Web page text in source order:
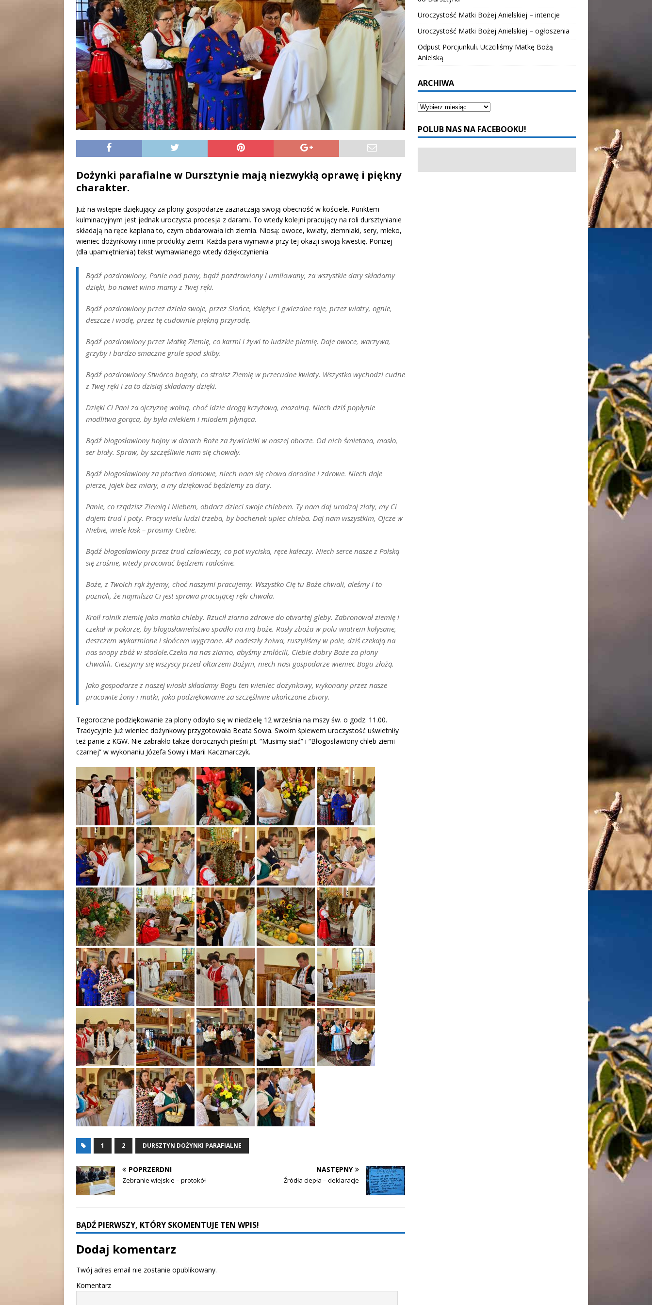
Dożynki parafialne w Dursztynie mają niezwykłą oprawę i piękny
charakter.
Już na wstępie dziękujący za plony gospodarze zaznaczają swoją obecność w kościele. Punktem
kulminacyjnym jest jednak uroczysta procesja z darami. To wtedy kolejni pracujący na roli dursztynianie
składają na ręce kapłana to, czym obdarowała ich ziemia. Niosą: owoce, kwiaty, ziemniaki, sery, mleko,
wieniec dożynkowy i inne produkty ziemi. Każda para wymawia przy tej okazji swoją kwestię. Poniżej
(dla upamiętnienia) tekst wymawianego wtedy dziękczynienia:
Bądź pozdrowiony, Panie nad pany, bądź pozdrowiony i umiłowany, za wszystkie dary składamy
dzięki, bo nawet wino mamy z Twej ręki.
Bądź pozdrowiony przez dzieła swoje, przez Słońce, Księżyc i gwiezdne roje, przez wiatry, ognie,
deszcze i wodę, przez tę cudownie piękną przyrodę.
Bądź pozdrowiony przez Matkę Ziemię, co karmi i żywi to ludzkie plemię. Daje owoce, warzywa,
grzyby i bardzo smaczne grule spod skiby.
Bądź pozdrowiony Stwórco bogaty, co stroisz Ziemię w przecudne kwiaty. Wszystko wychodzi cudne
z Twej ręki i za to dzisiaj składamy dzięki.
Dzięki Ci Pani za ojczyznę wolną, choć idzie drogą krzyżową, mozolną. Niech dziś popłynie
modlitwa gorąca, by była mlekiem i miodem płynąca.
Bądź błogosławiony hojny w darach Boże za żywicielki w naszej oborze. Od nich śmietana, masło,
ser biały. Spraw, by szczęśliwie nam się chowały.
Bądź błogosławiony za ptactwo domowe, niech nam się chowa dorodne i zdrowe. Niech daje
pierze, jajek bez miary, a my dziękować będziemy za dary.
Panie, co rządzisz Ziemią i Niebem, obdarz dzieci swoje chlebem. Ty nam daj urodzaj złoty, my Ci
dajem trud i poty. Pracy wielu ludzi trzeba, by bochenek upiec chleba. Daj nam wszystkim, Ojcze w
Niebie, wiele łask – prosimy Ciebie.
Bądź błogosławiony przez trud człowieczy, co pot wyciska, ręce kaleczy. Niech serce nasze z Polską
się zrośnie, wtedy pracować będziem radośnie.
Boże, z Twoich rąk żyjemy, choć naszymi pracujemy. Wszystko Cię tu Boże chwali, aleśmy i to
poznali, że najmilsza Ci jest sprawa pracującej ręki chwała.
Kroił rolnik ziemię jako matka chleby. Rzucił ziarno zdrowe do otwartej gleby. Zabronował ziemię i
czekał w pokorze, by błogosławieństwo spadło na nią boże. Rosły zboża w polu wiatrem kołysane,
deszczem wykarmione i słońcem wygrzane. Aż nadeszły żniwa, ruszyliśmy w pole, dziś czekają na
nas snopy zbóż w stodole.Czeka na nas ziarno, abyśmy zmłócili, Ciebie dobry Boże za plony
chwalili. Cieszymy się wszyscy przed ołtarzem Bożym, niech nasi gospodarze wieniec Bogu złożą.
Jako gospodarze z naszej wioski składamy Bogu ten wieniec dożynkowy, wykonany przez nasze
pracowite żony i matki, jako podziękowanie za szczęśliwie ukończone zbiory.
Tegoroczne podziękowanie za plony odbyło się w niedzielę 12 września na mszy św. o godz. 11.00.
Tradycyjnie już wieniec dożynkowy przygotowała Beata Sowa. Swoim śpiewem uroczystość uświetniły
też panie z KGW. Nie zabrakło także dorocznych pieśni pt. “Musimy siać” i “Błogosławiony chleb ziemi
czarnej” w wykonaniu Józefa Sowy i Marii Kaczmarczyk.
1 2 DURSZTYN DOŻYNKI PARAFIALNE
POPRZERDNI
Zebranie wiejskie – protokół
NASTĘPNY
Źródła ciepła – deklaracje
BĄDŹ PIERWSZY, KTÓRY SKOMENTUJE TEN WPIS!
Dodaj komentarz
Twój adres email nie zostanie opublikowany.
Komentarz
Uroczystość Matki Bożej Anielskiej – intencje
Uroczystość Matki Bożej Anielskiej – ogłoszenia
Odpust Porcjunkuli. Uczciliśmy Matkę Bożą
Anielską
ARCHIWA
POLUB NAS NA FACEBOOKU!